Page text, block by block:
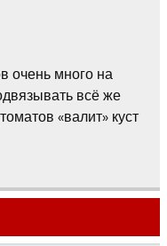
очень много на
всё же
«валит» куст